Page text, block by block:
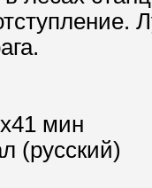
мин
(русский)